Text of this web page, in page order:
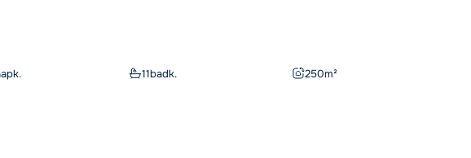
11badk. 250m²